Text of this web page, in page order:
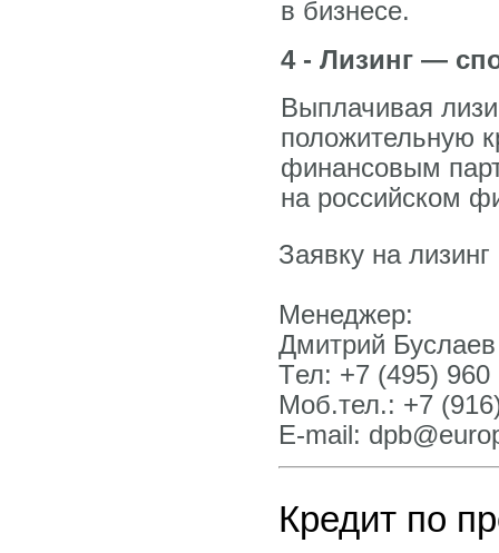
в бизнесе.
4 - Лизинг —
Выплачивая
положительную
финансовым
на российском
Заявку на
Менеджер:
Дмитрий Буслаев
Tел: +7 (495)
Моб.тел.: +7
E-mail:
Кредит по